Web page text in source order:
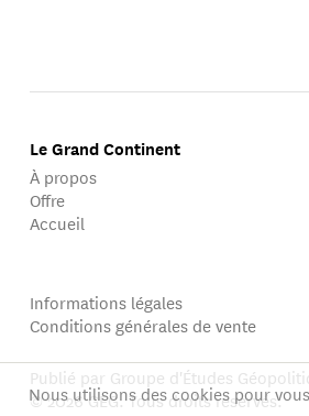
Le Grand Continent
À propos
Offre
Accueil
Informations légales
Conditions générales de vente
Publié par Groupe d'Études
© 2026 GEG. Tous droits réservés.
Nous utilisons des cookies pour